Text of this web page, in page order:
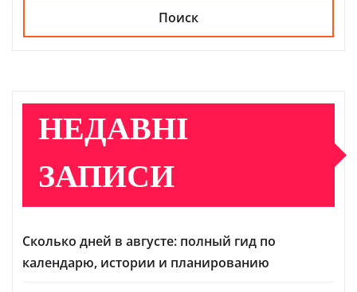
Поиск
НЕДАВНІ
ЗАПИСИ
Сколько дней в августе: полный гид по
календарю, истории и планированию